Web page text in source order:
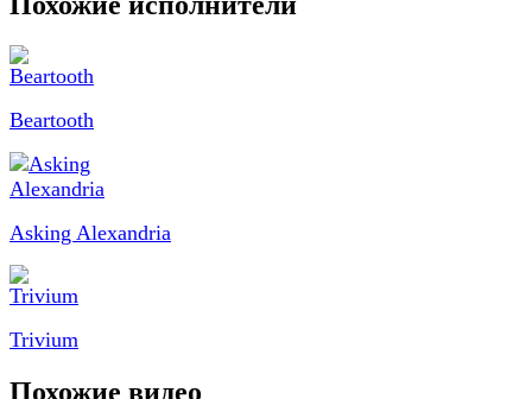
Beartooth
Asking Alexandria
Trivium
Похожие видео